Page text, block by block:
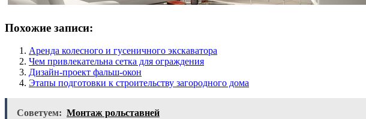
Похожие записи:
Аренда колесного и гусеничного экскаватора
Чем привлекательна сетка для ограждения
Дизайн-проект фальш-окон
Этапы подготовки к строительству загородного дома
Советуем: Монтаж рольставней